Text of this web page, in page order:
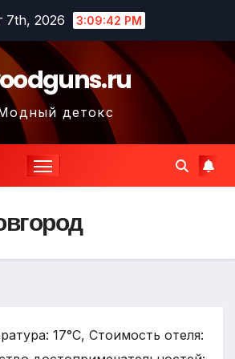
7th, 2026 3:09:43 PM
детокс
17°C, Стоимость отеля: